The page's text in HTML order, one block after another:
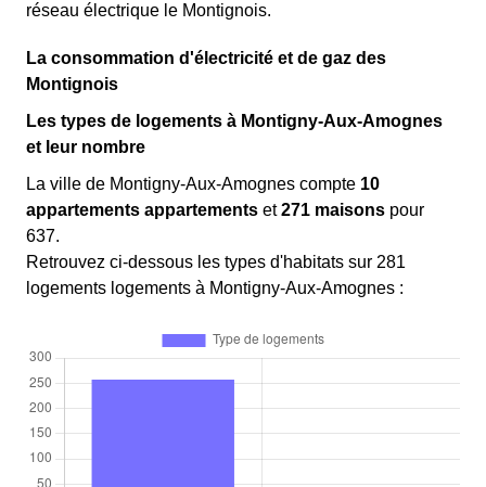
réseau électrique le Montignois.
La consommation d'électricité et de gaz des
Montignois
Les types de logements à Montigny-Aux-Amognes
et leur nombre
La ville de Montigny-Aux-Amognes compte 10
appartements appartements et271 maisons pour
637.
Retrouvez ci-dessous les types d'habitats sur 281
logements logements à Montigny-Aux-Amognes :